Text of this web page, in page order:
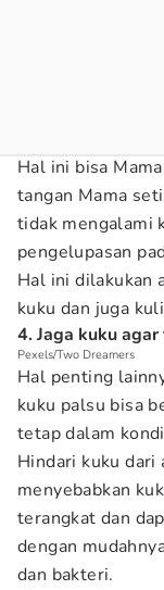
Hal ini bisa
tangan Mama
tidak mengalami
pengelupasan
Hal ini dilakukan
kuku dan juga
4. Jaga kuku
Pexels/Two Dreamers
Hal penting
kuku palsu bisa
tetap dalam
Hindari kuku dari
menyebabkan
terangkat dan
dengan
dan bakteri.